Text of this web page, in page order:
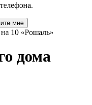
10 «Рошаль»
дома